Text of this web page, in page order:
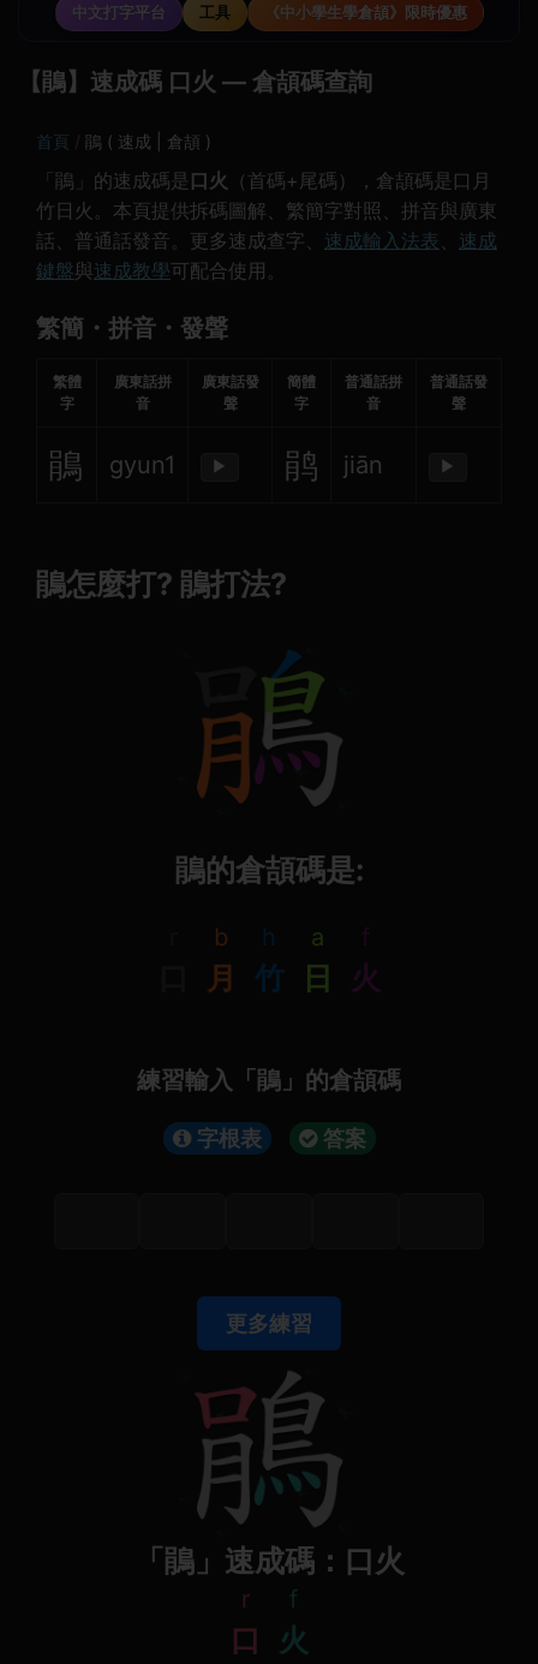
中文打字平台
工具 《中小學生學倉頡》限時優惠
【鵑】速成碼 口火 — 倉頡碼查詢
首頁 鵑 ( 速成 | 倉頡 )
「鵑」的速成碼是 口火 （首碼+尾碼），倉頡碼是口月
竹日火。本頁提供拆碼圖解、繁簡字對照、拼音與廣東
話、普通話發音。更多速成查字、 速成輸入法表、 速成
鍵盤與速成教學可配合使用。
繁簡・拼音・發聲
繁體
字
廣東話拼
音
廣東話發
聲
簡體
字
普通話拼
音
普通話發
聲
鵑 gyun1 ▶ 鹃 jiān ▶
鵑怎麼打? 鵑打法?
鵑的倉頡碼是:
b
月
h
竹
a
日
f
火
練習輸入「鵑」的倉頡碼
字根表 答案
更多練習
「鵑」速成碼：口火
r
口
f
火